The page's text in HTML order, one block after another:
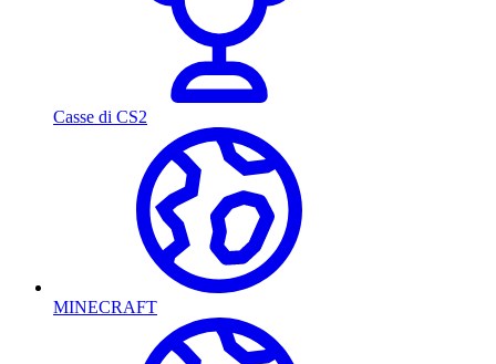
Casse di CS2
MINECRAFT